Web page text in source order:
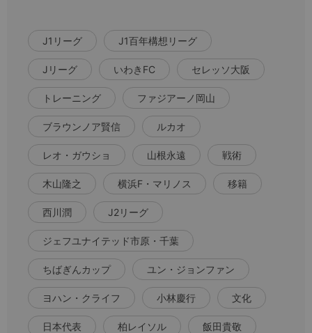
J1リーグ J1百年構想リーグ
Jリーグ いわきFC セレッソ大阪
トレーニング ファジアーノ岡山
ブラウンノア賢信 ルカオ
レオ・ガウショ 山根永遠 戦術
木山隆之 横浜F・マリノス 移籍
西川潤 J2リーグ
ジェフユナイテッド市原・千葉
ちばぎんカップ ユン・ジョンファン
ヨハン・クライフ 小林慶行 文化
日本代表 柏レイソル 飯田貴敬